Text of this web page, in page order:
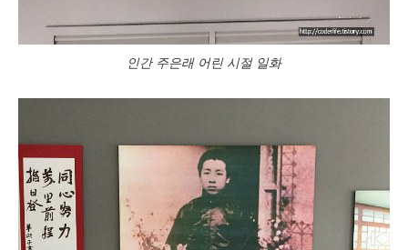
인간 주은래 어린 시절 일화